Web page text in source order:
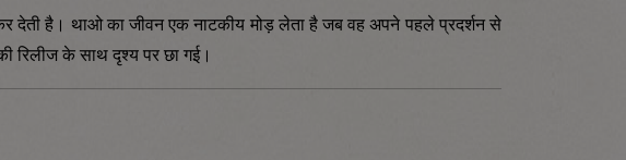
है। थाओ का जीवन एक नाटकीय मोड़ लेता है जब वह अपने पहले प्रदर्शन से
रिलीज के साथ दृश्य पर छा गई।